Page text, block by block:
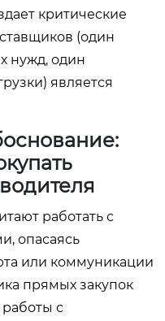
критические
(один
нужд, один
является
работать с
опасаясь
или коммуникации
прямых закупок
работы с